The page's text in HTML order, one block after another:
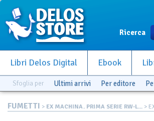
Ricerca
Libri Delos Digital Ebook
Sfoglia per Ultimi arrivi Per editore
FUMETTI > EX MACHINA. PRIMA SERIE RW-L... >